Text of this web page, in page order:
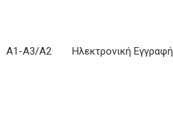
Α1-Α3/Α2 Ηλεκτρονική Εγγραφή